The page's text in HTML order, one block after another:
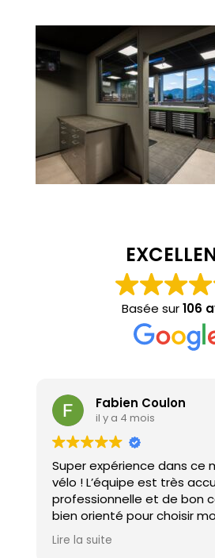
Basée sur106
Fabien Coulon
il y a 4 mois
Super expérience dans ce
vélo ! L’équipe est très
professionnelle et de bon
bien orienté pour choisir
pression à l’achat. Je
vivement !
Lire la suite